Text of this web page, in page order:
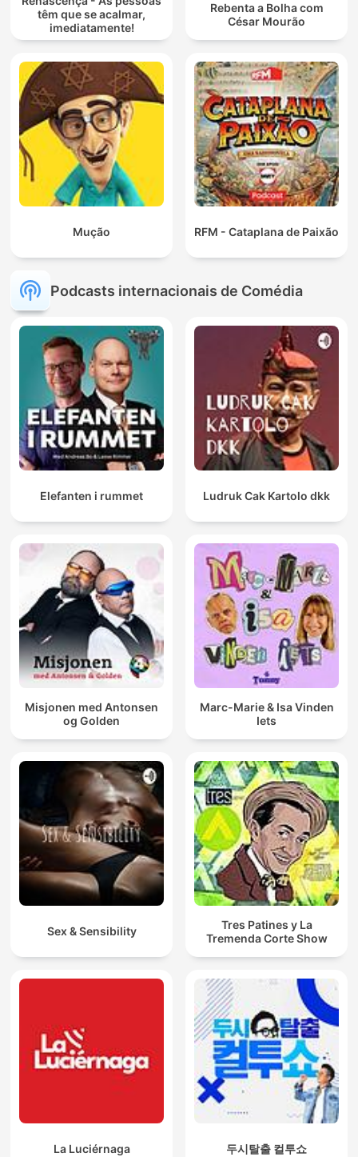
têm que se acalmar,
imediatamente!
Rebenta a Bolha com
César Mourão
Mução RFM - Cataplana de Paixão
Podcasts internacionais de Comédia
Elefanten i rummet Ludruk Cak Kartolo dkk
Misjonen med Antonsen
og Golden
Marc-Marie & Isa Vinden
Iets
Sex & Sensibility
Tres Patines y La
Tremenda Corte Show
La Luciérnaga 두시탈출 컬투쇼